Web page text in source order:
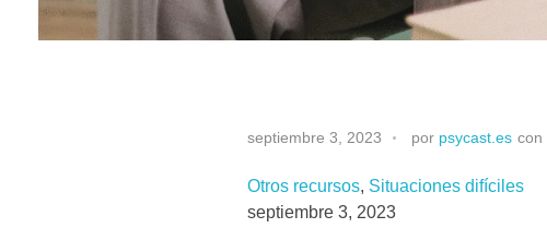
¿
C
septiembre 3, 2023 por psycast.es con
Otros recursos, Situaciones difíciles
septiembre 3, 2023